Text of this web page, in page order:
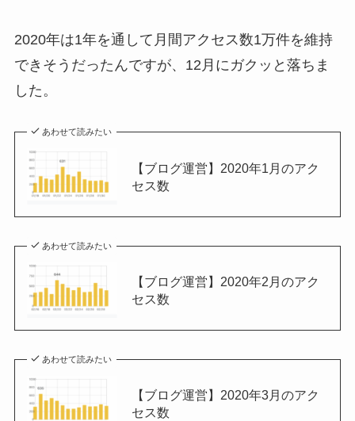
2020年は1年を通して月間アクセス数1万件を維持
できそうだったんですが、12月にガクッと落ちま
した。
あわせて読みたい
【ブログ運営】2020年1月のアク
セス数
あわせて読みたい
【ブログ運営】2020年2月のアク
セス数
あわせて読みたい
【ブログ運営】2020年3月のアク
セス数